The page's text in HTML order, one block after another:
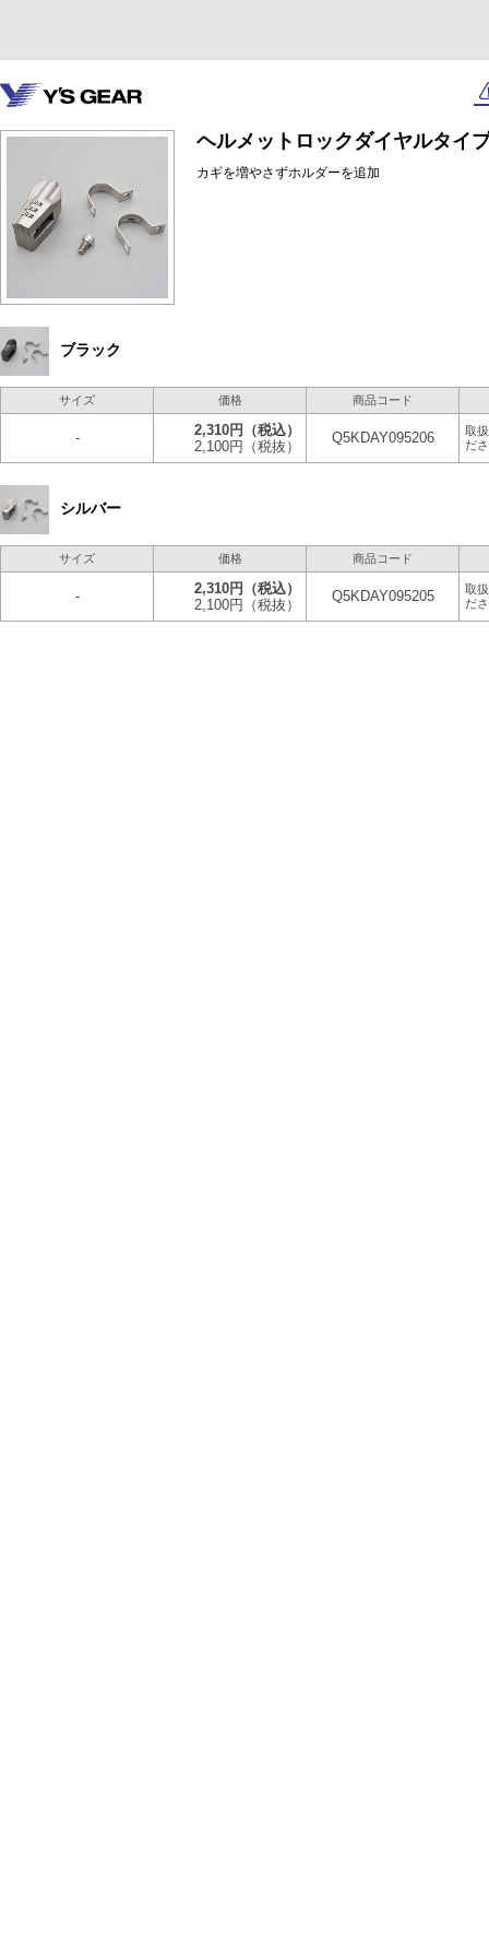
ヘルメットロックダイヤルタイ
カギを増やさずホルダーを追加
ブラック
サイズ 価格 商品コード
- 2,310円
（税込）
2,100円
（税抜）
Q5KDAY095206
取
だ
シルバー
サイズ 価格 商品コード
- 2,310円
（税込）
2,100円
（税抜）
Q5KDAY095205
取
だ